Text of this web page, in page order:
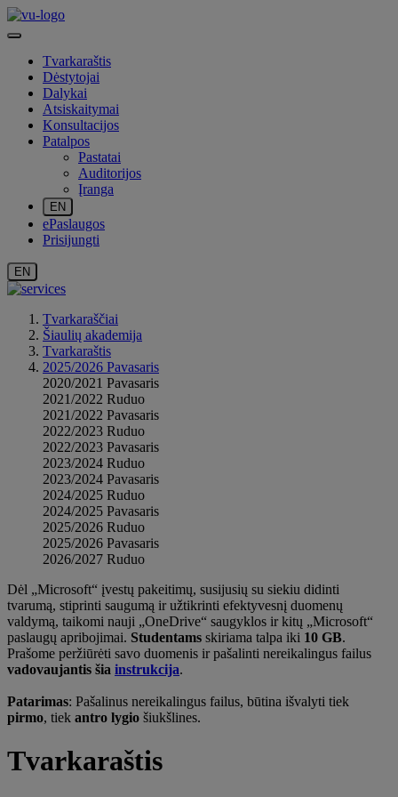
Tvarkaraštis
Dėstytojai
Dalykai
Atsiskaitymai
Konsultacijos
Patalpos
Pastatai
Auditorijos
Įranga
EN
ePaslaugos
Prisijungti
EN
Tvarkaraščiai
Šiaulių akademija
Tvarkaraštis
2025/2026 Pavasaris
2020/2021 Pavasaris
2021/2022 Ruduo
2021/2022 Pavasaris
2022/2023 Ruduo
2022/2023 Pavasaris
2023/2024 Ruduo
2023/2024 Pavasaris
2024/2025 Ruduo
2024/2025 Pavasaris
2025/2026 Ruduo
2025/2026 Pavasaris
2026/2027 Ruduo
Dėl „Microsoft“ įvestų pakeitimų, susijusių su siekiu didinti
tvarumą, stiprinti saugumą ir užtikrinti efektyvesnį duomenų
valdymą, taikomi nauji „OneDrive“ saugyklos ir kitų „Microsoft“
paslaugų apribojimai. Studentams skiriama talpa iki 10 GB.
Prašome peržiūrėti savo duomenis ir pašalinti nereikalingus failus
vadovaujantis šia instrukcija.
Patarimas: Pašalinus nereikalingus failus, būtina išvalyti tiek
pirmo, tiek antro lygio šiukšlines.
Tvarkaraštis